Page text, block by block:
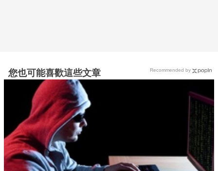
您也可能喜歡這些文章 Recommended by